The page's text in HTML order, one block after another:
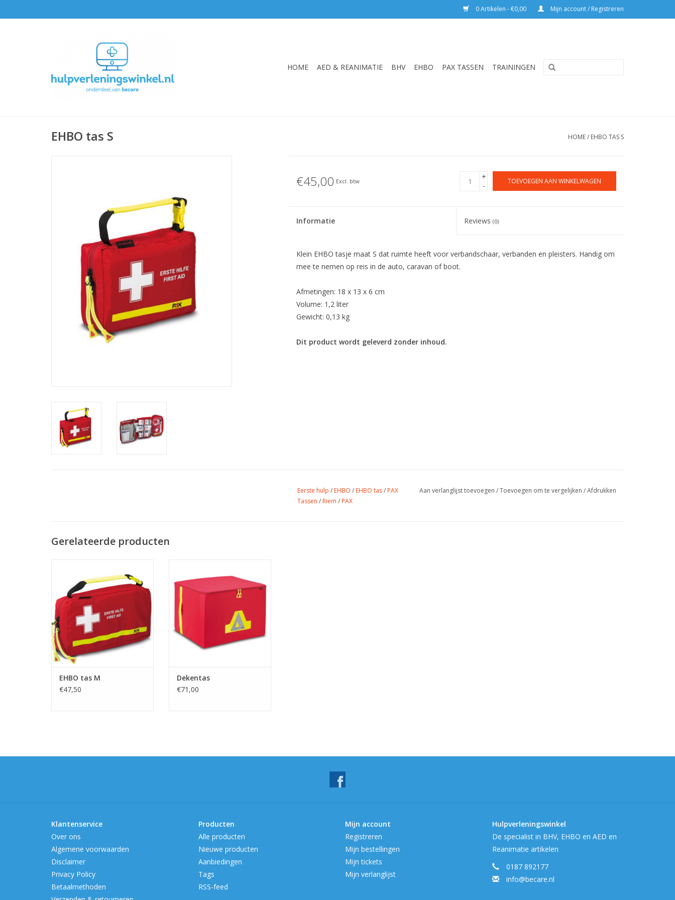
0 Artikelen - €0,00 Mijn account / Registreren
HOME AED & REANIMATIE BHV EHBO PAX TASSEN TRAININGEN
EHBO tas S HOME/ EHBO TAS S
€45,00 Excl. btw
+
-
TOEVOEGEN AAN WINKELWAGEN
Informatie Reviews(0)
Klein EHBO tasje maat S dat ruimte heeft voor verbandschaar, verbanden en pleisters. Handig om
mee te nemen op reis in de auto, caravan of boot.
Afmetingen: 18 x 13 x 6 cm
Volume: 1,2 liter
Gewicht: 0,13 kg
Dit product wordt geleverd zonder inhoud.
Eerste hulp / EHBO / EHBO tas/ PAX
Tassen / Riem / PAX
Aan verlanglijst toevoegen /Toevoegen om te vergelijken /Afdrukken
Gerelateerde producten
Afmetingen: 24x13x6 cm
Volume: 1,8 liter
Gewicht: 0,2 kg
TOEVOEGEN AAN WINKELWAGEN
EHBO tas M
€47,50
Afmetingen: 60x39x52 cm
Volume: 121,7 L
Materiaal: PAX-Plan
TOEVOEGEN AAN WINKELWAGEN
Dekentas
€71,00
Klantenservice
Over ons
Algemene voorwaarden
Disclaimer
Privacy Policy
Betaalmethoden
Producten
Alle producten
Nieuwe producten
Aanbiedingen
Tags
RSS-feed
Mijn account
Registreren
Mijn bestellingen
Mijn tickets
Mijn verlanglijst
Hulpverleningswinkel
De specialist in BHV, EHBO en AED en
Reanimatie artikelen
0187 892177
info@becare.nl